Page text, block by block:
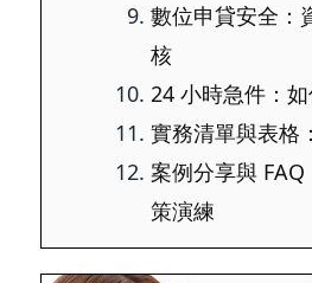
數位申貸安全：
核
24 小時急件：
實務清單與表格
案例分享與
策演練